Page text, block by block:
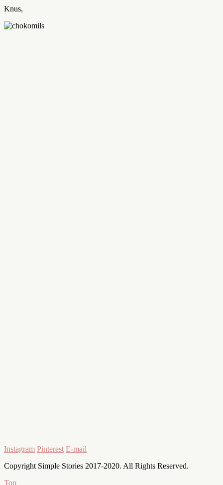
Knus,
Instagram Pinterest E-mail
Copyright Simple Stories 2017-2020. All Rights Reserved.
Top